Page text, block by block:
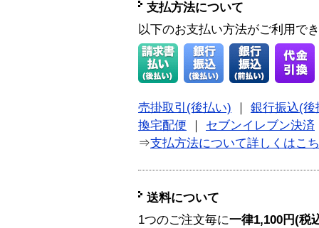
支払方法について
以下のお支払い方法がご利用で
売掛取引(後払い)
銀行振込(後
換宅配便
セブンイレブン決済
⇒支払方法について詳しくはこ
送料について
1つのご注文毎に一律1,100円(税